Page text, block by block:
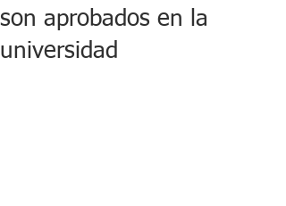
son aprobados en la
universidad